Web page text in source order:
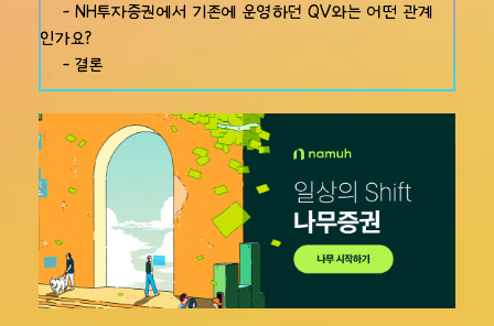
- NH투자증권에서 기존에 운영하던 QV와는 어떤 관계
인가요?
- 결론